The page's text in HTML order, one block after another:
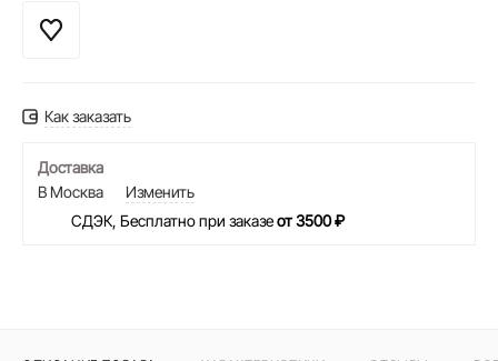
Как заказать
Доставка
В Москва
Изменить
СДЭК, Бесплатно при заказеот 3500 ₽